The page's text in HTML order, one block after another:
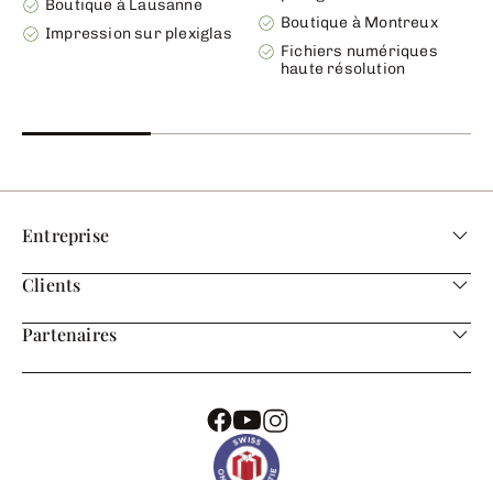
Boutique à Lausanne
Impression sur plexiglas
Boutique à Montreux
Fichiers numériques
haute résolution
Entreprise
Clients
Partenaires